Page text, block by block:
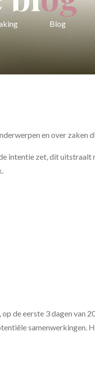
Blog
en over zaken
intentie zet, dit uitstraalt
de eerste 3 dagen van
samenwerkingen.